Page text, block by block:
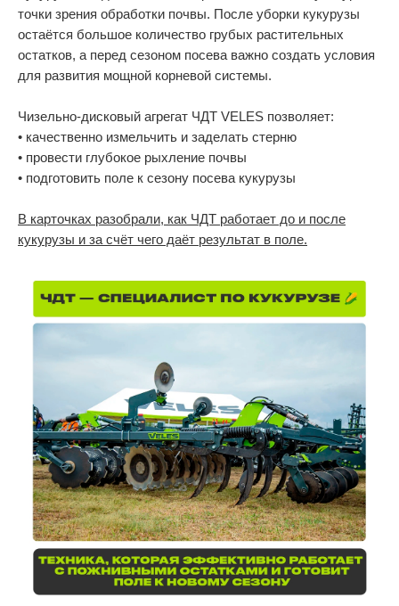
Rollers
Cultivators
Ploughs
Unit carriers
точки зрения обработки почвы. После уборки кукурузы
остаётся большое количество грубых растительных
остатков, а перед сезоном посева важно создать условия
для развития мощной корневой системы.
Чизельно-дисковый агрегат ЧДТ VELES позволяет:
• качественно измельчить и заделать стерню
• провести глубокое рыхление почвы
• подготовить поле к сезону посева кукурузы
В карточках разобрали, как ЧДТ работает до и после
кукурузы и за счёт чего даёт результат в поле.